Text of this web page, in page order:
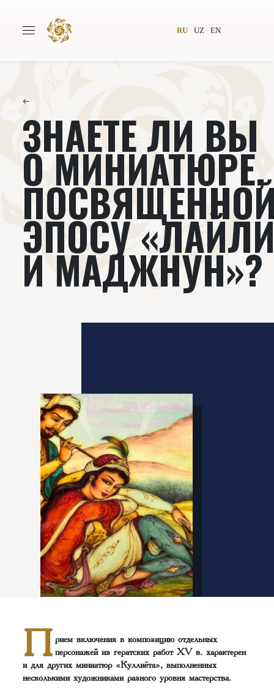
RU UZ EN
Авторы Всемирное общество
Издательство Новости
Проекты Подкасты
Книги Видеолекторий
←
ЗНАЕТЕ ЛИ ВЫ
О МИНИАТЮРЕ,
ЭПОСУ
И МАДЖНУН»?
П рием включения в композицию отдельных
персонажей из гератских работ XV в. характерен
и для других миниатюр «Куллиёта», выполненных
несколькими художниками разного уровня мастерства.